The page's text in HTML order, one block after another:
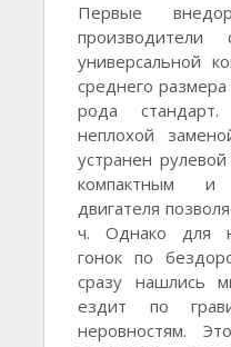
Первые
универсальной
среднего
рода
неплохой
устранен
компактным и
двигателя
ч. Однако для
гонок по
сразу нашлись
ездит по
неровностям.